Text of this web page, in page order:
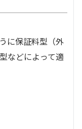
に保証料型（外
などによって適